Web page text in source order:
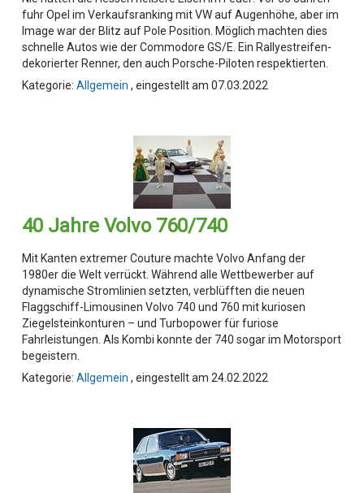
fuhr Opel im Verkaufsranking mit VW auf Augenhöhe, aber im
Image war der Blitz auf Pole Position. Möglich machten dies
schnelle Autos wie der Commodore GS/E. Ein Rallyestreifen-
dekorierter Renner, den auch Porsche-Piloten respektierten.
Kategorie: Allgemein , eingestellt am 07.03.2022
40 Jahre Volvo 760/740
Mit Kanten extremer Couture machte Volvo Anfang der
1980er die Welt verrückt. Während alle Wettbewerber auf
dynamische Stromlinien setzten, verblüfften die neuen
Flaggschiff-Limousinen Volvo 740 und 760 mit kuriosen
Ziegelsteinkonturen – und Turbopower für furiose
Fahrleistungen. Als Kombi konnte der 740 sogar im Motorsport
begeistern.
Kategorie: Allgemein , eingestellt am 24.02.2022